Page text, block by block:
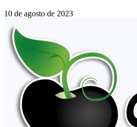
10 de agosto de 2023